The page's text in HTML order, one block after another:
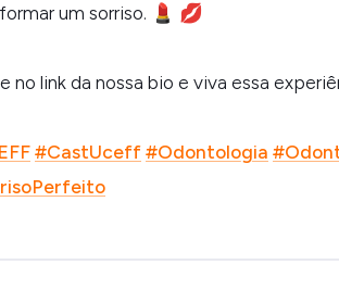
um sorriso. 💄 💋
no link da nossa bio e viva essa
#CastUceff #Odontologia